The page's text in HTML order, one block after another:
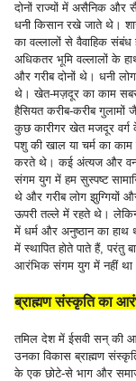
दोनों राज्यों में असैनिक और
धनी किसान रखे जाते थे।
का वल्लालों से वैवाहिक
अधिकतर भूमि वल्लालों के
और गरीब दोनों थे। धनी
थे। खेत-मज़दूर का काम
हैसियत करीब-करीब गुलामों
कुछ कारीगर खेत मजदूर
पशु की खाल या चर्म का
करते थे। कई अंत्यज और
संगम युग में हम सुस्पष्ट
थे और गरीब लोग झुग्गियों
ऊपरी तल्ले में रहते थे। लेकिन
में धर्म और अनुष्ठान का हाथ
में स्थापित होते पाते हैं, परंतु
आरंभिक संगम युग में नहीं
ब्राह्मण संस्कृति का
तमिल देश में ईसवी सन् की
उनका विकास ब्राह्मण
के एक छोटे-से भाग और समाज